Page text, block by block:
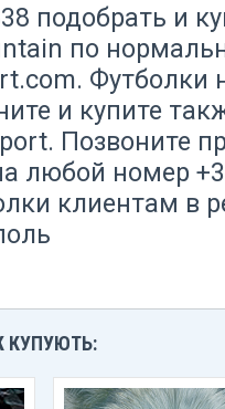
подобрать и
по
Футболки
и купите
Позвоните
любой номер
клиентам в
КУПУЮТЬ: